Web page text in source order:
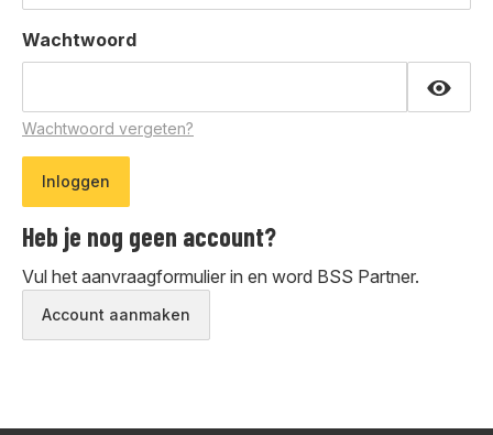
Wachtwoord
Wachtwoord vergeten?
Heb je nog geen account?
Vul het aanvraagformulier in en word BSS Partner.
Account aanmaken